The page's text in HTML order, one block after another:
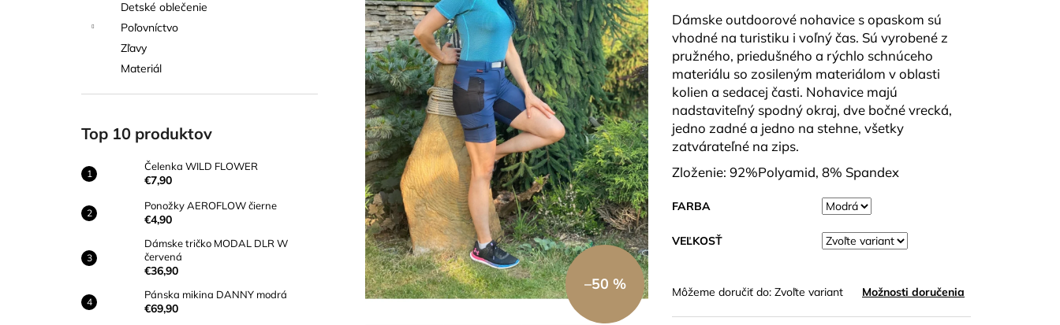
Detské oblečenie
Poľovníctvo
Zľavy
Materiál
Top 10 produktov
Čelenka WILD FLOWER
€7,90
Ponožky AEROFLOW čierne
€4,90
Dámske tričko MODAL DLR W
červená
€36,90
Pánska mikina DANNY modrá
€69,90
Dámske outdoorové nohavice s opaskom sú
vhodné na turistiku i voľný čas. Sú vyrobené z
pružného, priedušného a rýchlo schnúceho
materiálu so zosileným materiálom v oblasti
kolien a sedacej časti. Nohavice majú
nadstaviteľný spodný okraj, dve bočné vrecká,
jedno zadné a jedno na stehne, všetky
zatvárateľné na zips.
Zloženie: 92%Polyamid, 8% Spandex
FARBA
VEĽKOSŤ
Môžeme doručiť do: Zvoľte variant Možnosti doručenia
–50 %
ČELENKA WILD FLOWER
PONOŽKY AEROFLOW ČIERNE
€4,90
DÁMSKE TRIČKO MODAL DLR W
ČERVENÁ
€36,90